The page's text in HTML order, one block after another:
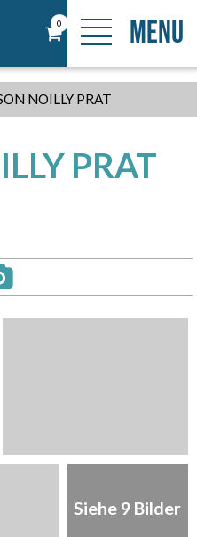
0 MENU
NOILLY PRAT
PRAT
Siehe 9 Bilder